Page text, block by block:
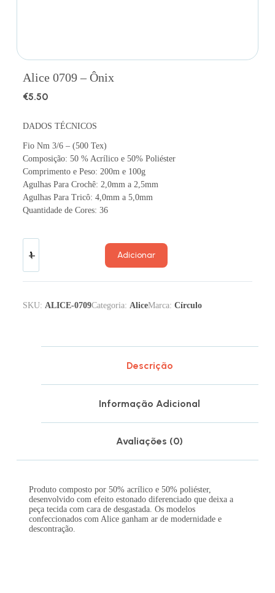
Alice 0709 – Ônix
€5.50
DADOS TÉCNICOS
Fio Nm 3/6 – (500 Tex)
Composição: 50 % Acrílico e 50% Poliéster
Comprimento e Peso: 200m e 100g
Agulhas Para Crochê: 2,0mm a 2,5mm
Agulhas Para Tricô: 4,0mm a 5,0mm
Quantidade de Cores: 36
Adicionar
SKU: ALICE-0709Categoria: AliceMarca: Círculo
Descrição
Informação Adicional
Avaliações (0)
Produto composto por 50% acrílico e 50% poliéster,
desenvolvido com efeito estonado diferenciado que deixa a
peça tecida com cara de desgastada. Os modelos
confeccionados com Alice ganham ar de modernidade e
descontração.